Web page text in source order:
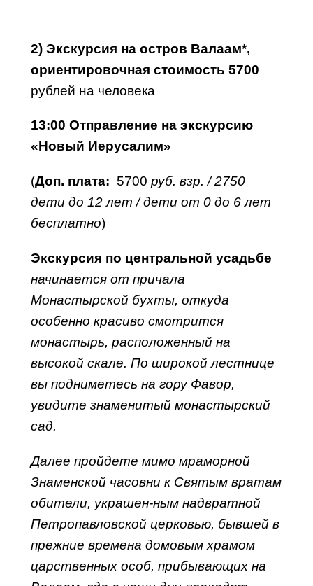
2) Экскурсия на остров Валаам*,
ориентировочная стоимость 5700
рублей на человека
13:00 Отправление на экскурсию
«Новый Иерусалим»
(Доп. плата: 5700 руб. взр. / 2750
дети до 12 лет / дети от 0 до 6 лет
бесплатно)
Экскурсия по центральной усадьбе
начинается от причала
Монастырской бухты, откуда
особенно красиво смотрится
монастырь, расположенный на
высокой скале. По широкой лестнице
вы подниметесь на гору Фавор,
увидите знаменитый монастырский
сад.
Далее пройдете мимо мраморной
Знаменской часовни к Святым вратам
обители, украшен-ным надвратной
Петропавловской церковью, бывшей в
прежние времена домовым храмом
царственных особ, прибывающих на